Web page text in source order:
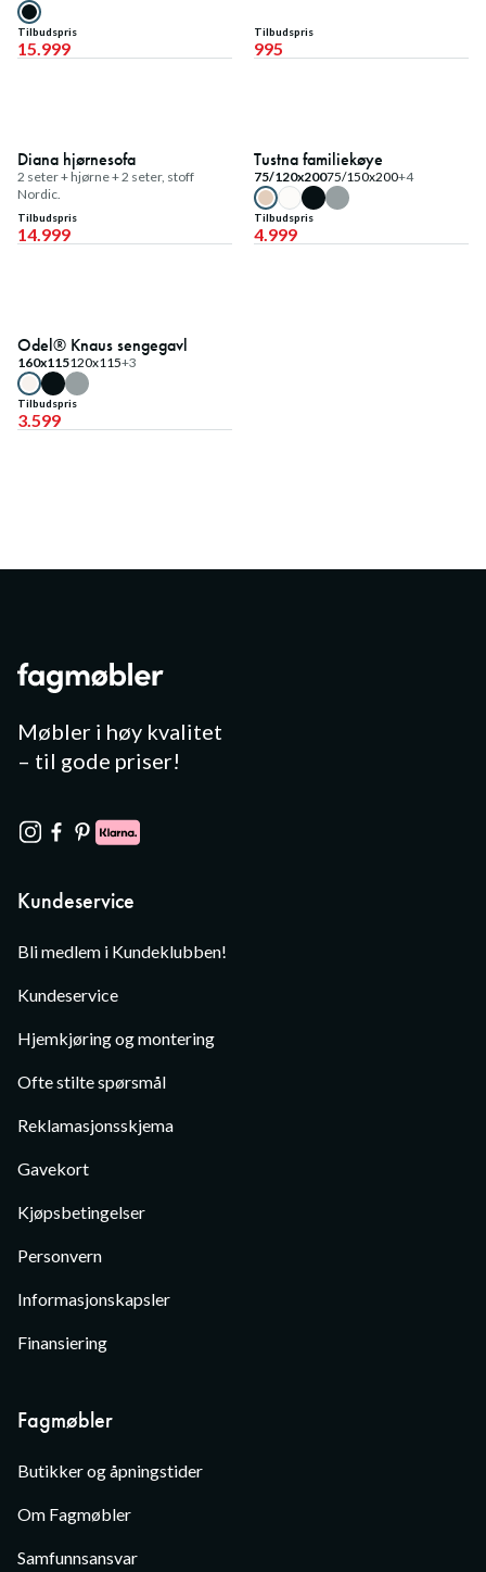
Tilbudspris
15.999
Tilbudspris
995
Fast lavpris
Diana hjørnesofa
2 seter + hjørne + 2 seter, stoff
Nordic.
Tilbudspris
14.999
Fast lavpris
Tustna familiekøye
75/120x20075/150x200+4
Tilbudspris
4.999
Fast lavpris
Odel® Knaus sengegavl
160x115120x115+3
Tilbudspris
3.599
Møbler i høy kvalitet
– til gode priser!
Kundeservice
Bli medlem i Kundeklubben!
Kundeservice
Hjemkjøring og montering
Ofte stilte spørsmål
Reklamasjonsskjema
Gavekort
Kjøpsbetingelser
Personvern
Informasjonskapsler
Finansiering
Fagmøbler
Butikker og åpningstider
Om Fagmøbler
Samfunnsansvar